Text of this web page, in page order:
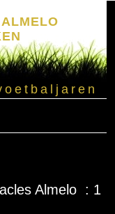
Almelo : 1